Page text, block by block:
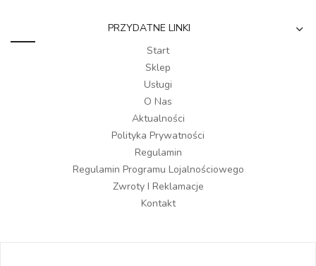
PRZYDATNE LINKI
Start
Sklep
Usługi
O Nas
Aktualności
Polityka Prywatności
Regulamin
Regulamin Programu Lojalnościowego
Zwroty I Reklamacje
Kontakt